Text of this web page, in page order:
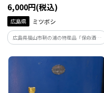
6,000円(税込)
広島県 ミツボシ
広島県福山市鞆の浦の特産品「保命酒」
と、その元となる本味醂のセットです。本
味醂は、調整してあり使いやすい「ミツ
ボシ本味醂」と、調整せず濃い風味が特
長の「純米仕込本味醂」の２種類をお試